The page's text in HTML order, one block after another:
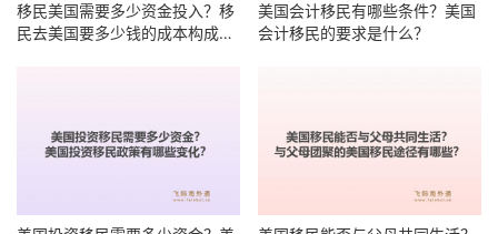
移民美国需要多少资金投入？移
民去美国要多少钱的成本构成有
美国会计移民有哪些条件？美国
会计移民的要求是什么？